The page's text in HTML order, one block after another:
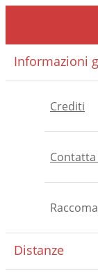
Informazioni
Crediti
Distanze